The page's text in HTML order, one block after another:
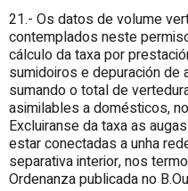
21.- Os datos de volume
contemplados neste
cálculo da taxa por
sumidoiros e depuración de
sumando o total de
asimilables a domésticos,
Excluiranse da taxa as
estar conectadas a unha
separativa interior, nos
Ordenanza publicada no